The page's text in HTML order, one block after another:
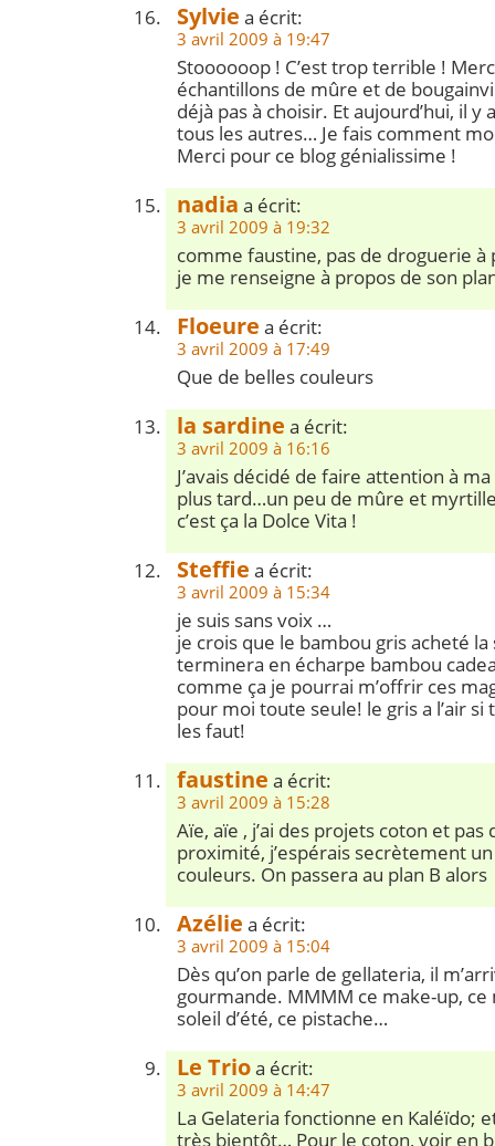
Sylvie a écrit:
3 avril 2009 à 19:47
Stoooooop ! C’est trop terrible !
échantillons de mûre et de
déjà pas à choisir. Et aujourd’hui, il y
tous les autres… Je fais comment
Merci pour ce blog génialissime !
nadia a écrit:
3 avril 2009 à 19:32
comme faustine, pas de droguerie
je me renseigne à propos de son
Floeure a écrit:
3 avril 2009 à 17:49
Que de belles couleurs
la sardine a écrit:
3 avril 2009 à 16:16
J’avais décidé de faire attention à
plus tard…un peu de mûre et
c’est ça la Dolce Vita !
Steffie a écrit:
3 avril 2009 à 15:34
je suis sans voix …
je crois que le bambou gris acheté
terminera en écharpe bambou
comme ça je pourrai m’offrir ces
pour moi toute seule! le gris a l’air
les faut!
faustine a écrit:
3 avril 2009 à 15:28
Aïe, aïe , j’ai des projets coton et
proximité, j’espérais secrètement
couleurs. On passera au plan B alors
Azélie a écrit:
3 avril 2009 à 15:04
Dès qu’on parle de gellateria, il
gourmande. MMMM ce make-up,
soleil d’été, ce pistache…
Le Trioa écrit:
3 avril 2009 à 14:47
La Gelateria fonctionne en Kaléïdo;
très bientôt… Pour le coton, voir en